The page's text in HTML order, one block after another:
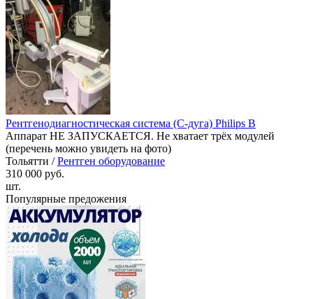
Рентгенодиагностическая система (С-дуга) Philips B
Аппарат НЕ ЗАПУСКАЕТСЯ. Не хватает трёх модулей
(перечень можно увидеть на фото)
Тольятти /Рентген оборудование
310 000 руб.
шт.
Популярные предожения